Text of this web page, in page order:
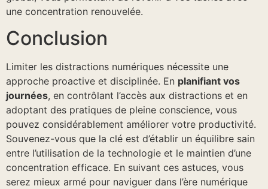
une concentration renouvelée.
Conclusion
Limiter les distractions numériques nécessite une
approche proactive et disciplinée. En planifiant vos
journées, en contrôlant l’accès aux distractions et en
adoptant des pratiques de pleine conscience, vous
pouvez considérablement améliorer votre productivité.
Souvenez-vous que la clé est d’établir un équilibre sain
entre l’utilisation de la technologie et le maintien d’une
concentration efficace. En suivant ces astuces, vous
serez mieux armé pour naviguer dans l’ère numérique